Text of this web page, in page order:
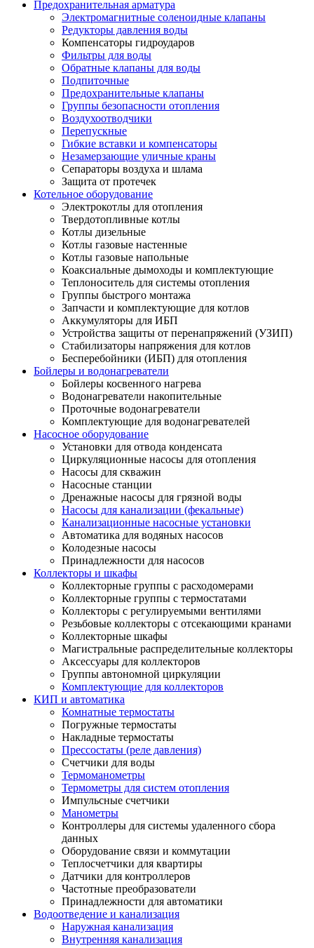
Предохранительная арматура
Электромагнитные соленоидные клапаны
Редукторы давления воды
Компенсаторы гидроударов
Фильтры для воды
Обратные клапаны для воды
Подпиточные
Предохранительные клапаны
Группы безопасности отопления
Воздухоотводчики
Перепускные
Гибкие вставки и компенсаторы
Незамерзающие уличные краны
Сепараторы воздуха и шлама
Защита от протечек
Котельное оборудование
Электрокотлы для отопления
Твердотопливные котлы
Котлы дизельные
Котлы газовые настенные
Котлы газовые напольные
Коаксиальные дымоходы и комплектующие
Теплоноситель для системы отопления
Группы быстрого монтажа
Запчасти и комплектующие для котлов
Аккумуляторы для ИБП
Устройства защиты от перенапряжений (УЗИП)
Стабилизаторы напряжения для котлов
Бесперебойники (ИБП) для отопления
Бойлеры и водонагреватели
Бойлеры косвенного нагрева
Водонагреватели накопительные
Проточные водонагреватели
Комплектующие для водонагревателей
Насосное оборудование
Установки для отвода конденсата
Циркуляционные насосы для отопления
Насосы для скважин
Насосные станции
Дренажные насосы для грязной воды
Насосы для канализации (фекальные)
Канализационные насосные установки
Автоматика для водяных насосов
Колодезные насосы
Принадлежности для насосов
Коллекторы и шкафы
Коллекторные группы с расходомерами
Коллекторные группы с термостатами
Коллекторы с регулируемыми вентилями
Резьбовые коллекторы с отсекающими кранами
Коллекторные шкафы
Магистральные распределительные коллекторы
Аксессуары для коллекторов
Группы автономной циркуляции
Комплектующие для коллекторов
КИП и автоматика
Комнатные термостаты
Погружные термостаты
Накладные термостаты
Прессостаты (реле давления)
Счетчики для воды
Термоманометры
Термометры для систем отопления
Импульсные счетчики
Манометры
Контроллеры для системы удаленного сбора
данных
Оборудование связи и коммутации
Теплосчетчики для квартиры
Датчики для контроллеров
Частотные преобразователи
Принадлежности для автоматики
Водоотведение и канализация
Наружная канализация
Внутренняя канализация